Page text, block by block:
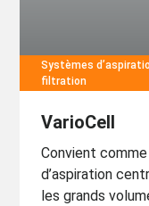
Systèmes
filtration
VarioCell
Convient
d’aspiration
les grands